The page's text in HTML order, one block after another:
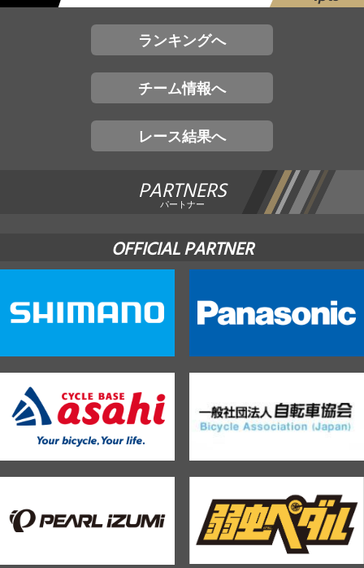
ランキングへ
チーム情報へ
レース結果へ
PARTNERS
パートナー
OFFICIAL PARTNER